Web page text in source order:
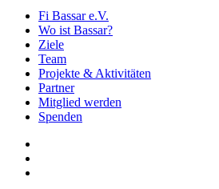
Fi Bassar e.V.
Wo ist Bassar?
Ziele
Team
Projekte & Aktivitäten
Partner
Mitglied werden
Spenden